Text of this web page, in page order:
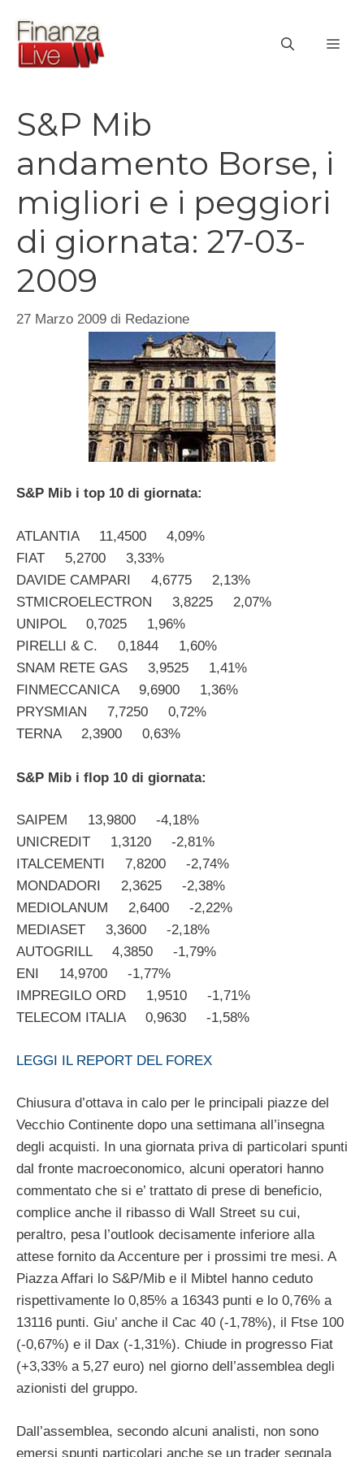
contenuto
S&P Mib
andamento Borse, i
migliori e i peggiori
di giornata: 27-03-
2009
27 Marzo 2009 di Redazione
S&P Mib i top 10 di giornata:
ATLANTIA 11,4500 4,09%
FIAT 5,2700 3,33%
DAVIDE CAMPARI 4,6775 2,13%
STMICROELECTRON 3,8225 2,07%
UNIPOL 0,7025 1,96%
PIRELLI & C. 0,1844 1,60%
SNAM RETE GAS 3,9525 1,41%
FINMECCANICA 9,6900 1,36%
PRYSMIAN 7,7250 0,72%
TERNA 2,3900 0,63%
S&P Mib i flop 10 di giornata:
SAIPEM 13,9800 -4,18%
UNICREDIT 1,3120 -2,81%
ITALCEMENTI 7,8200 -2,74%
MONDADORI 2,3625 -2,38%
MEDIOLANUM 2,6400 -2,22%
MEDIASET 3,3600 -2,18%
AUTOGRILL 4,3850 -1,79%
ENI 14,9700 -1,77%
IMPREGILO ORD 1,9510 -1,71%
TELECOM ITALIA 0,9630 -1,58%
LEGGI IL REPORT DEL FOREX
Chiusura d’ottava in calo per le principali piazze del
Vecchio Continente dopo una settimana all’insegna
degli acquisti. In una giornata priva di particolari spunti
dal fronte macroeconomico, alcuni operatori hanno
commentato che si e’ trattato di prese di beneficio,
complice anche il ribasso di Wall Street su cui,
peraltro, pesa l’outlook decisamente inferiore alla
attese fornito da Accenture per i prossimi tre mesi. A
Piazza Affari lo S&P/Mib e il Mibtel hanno ceduto
rispettivamente lo 0,85% a 16343 punti e lo 0,76% a
13116 punti. Giu’ anche il Cac 40 (-1,78%), il Ftse 100
(-0,67%) e il Dax (-1,31%). Chiude in progresso Fiat
(+3,33% a 5,27 euro) nel giorno dell’assemblea degli
azionisti del gruppo.
Dall’assemblea, secondo alcuni analisti, non sono
emersi spunti particolari anche se un trader segnala